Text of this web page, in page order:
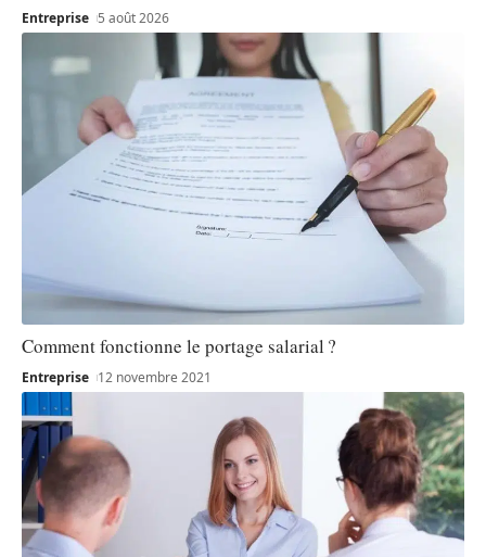
Entreprise 5 août 2026
Comment fonctionne le portage salarial ?
Entreprise 12 novembre 2021